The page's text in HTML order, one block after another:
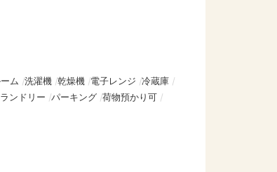
ム 洗濯機 乾燥機 電子レンジ 冷蔵庫
ンドリー パーキング 荷物預かり可